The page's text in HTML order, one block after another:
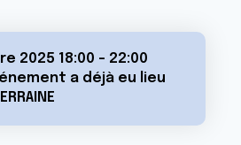
2025 18:00 - 22:00
a déjà eu lieu